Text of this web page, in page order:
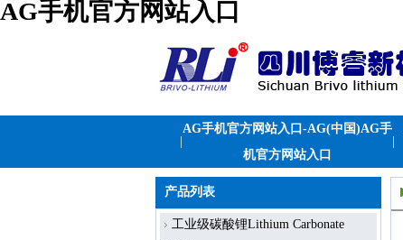
AG手机官方网站入口
AG手机官方网站入口-AG(中国)AG手
机官方网站入口
产品列表
工业级碳酸锂Lithium Carbonate